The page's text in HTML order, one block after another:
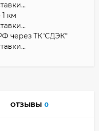
км
через ТК"СДЭК"
ОТЗЫВЫ 0